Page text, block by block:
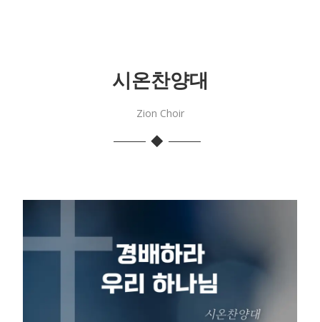
시온찬양대
Zion Choir